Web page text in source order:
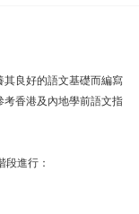
其良好的語文基礎而編寫
香港及內地學前語文指
段進行：